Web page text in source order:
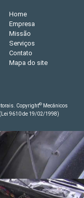
Home
Empresa
Missão
Serviços
Contato
Mapa do site
Copyright© Mecânicos
(Lei 9610 de 19/02/1998)